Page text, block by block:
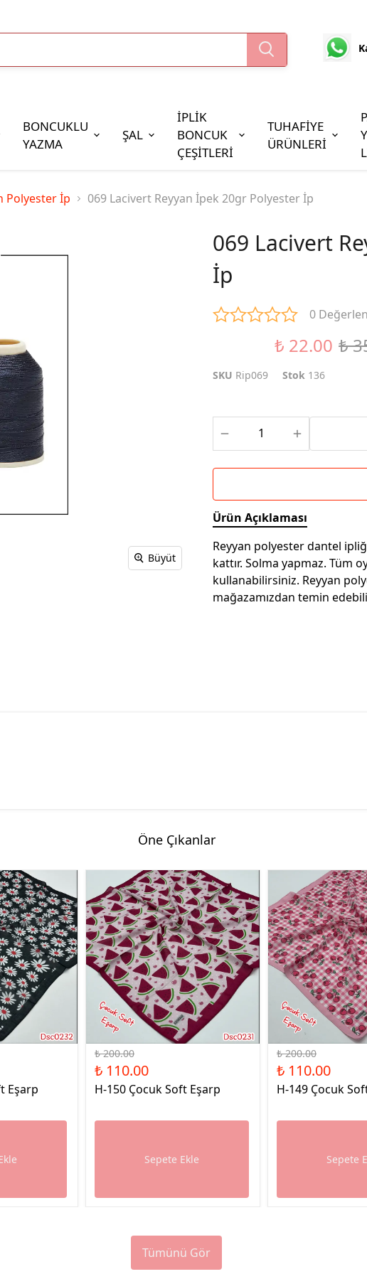
BONCUKLU
YAZMA
ŞAL
İPLİK
BONCUK
ÇEŞİTLERİ
Boncuk Çeşitleri
Cezaevi Boncuğu
TUHAFİYE
ÜRÜNLERİ
Polyester İp 069 Lacivert Reyyan İpek 20gr Polyester İp
Büyüt
069 Lacivert
İp
0
₺ 22.00 ₺
SKU Rip069 Stok 136
Ürün Açıklaması
Reyyan polyester dantel
kattır. Solma yapmaz. Tüm
kullanabilirsiniz. Reyyan
mağazamızdan temin
Öne Çıkanlar
Eşarp
%45 İndirim
₺ 200.00
₺ 110.00
H-150 Çocuk Soft Eşarp
Sepete Ekle
%45 İndirim
₺ 200.00
₺ 110.00
H-149 Çocuk
Sepete
Tümünü Gör